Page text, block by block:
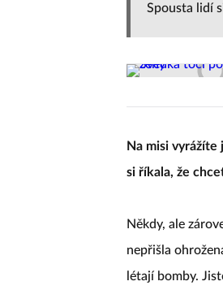
Spousta lidí
Na misi
si říkala, že
Někdy, ale
nepřišla
létají bomby.